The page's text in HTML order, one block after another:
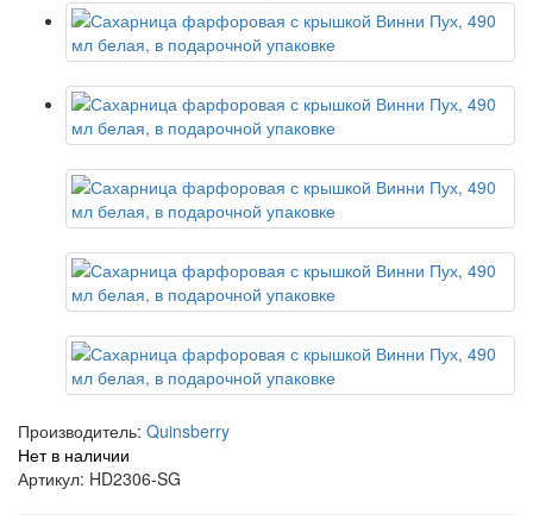
Производитель: Quinsberry
Нет в наличии
Артикул: HD2306-SG